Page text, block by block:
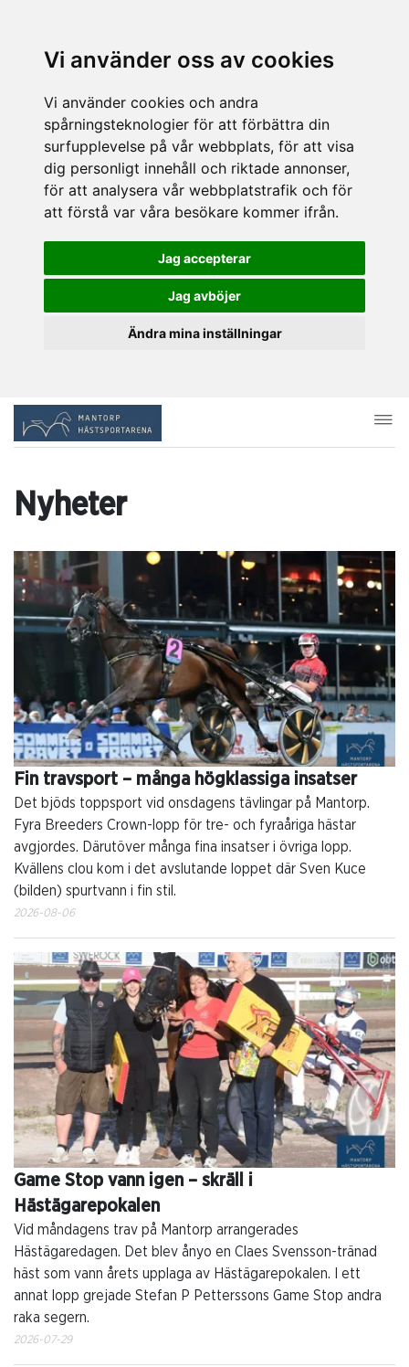
Vi använder oss av cookies
Vi använder cookies och andra
spårningsteknologier för att förbättra din
surfupplevelse på vår webbplats, för att visa
dig personligt innehåll och riktade annonser,
för att analysera vår webbplatstrafik och för
att förstå var våra besökare kommer ifrån.
Jag accepterar
Jag avböjer
Ändra mina inställningar
Nyheter
Fin travsport – många högklassiga insatser
Det bjöds toppsport vid onsdagens tävlingar på Mantorp.
Fyra Breeders Crown-lopp för tre- och fyraåriga hästar
avgjordes. Därutöver många fina insatser i övriga lopp.
Kvällens clou kom i det avslutande loppet där Sven Kuce
(bilden) spurtvann i fin stil.
2026-08-06
Game Stop vann igen – skräll i
Hästägarepokalen
Vid måndagens trav på Mantorp arrangerades
Hästägaredagen. Det blev ånyo en Claes Svensson-tränad
häst som vann årets upplaga av Hästägarepokalen. I ett
annat lopp grejade Stefan P Petterssons Game Stop andra
raka segern.
2026-07-29